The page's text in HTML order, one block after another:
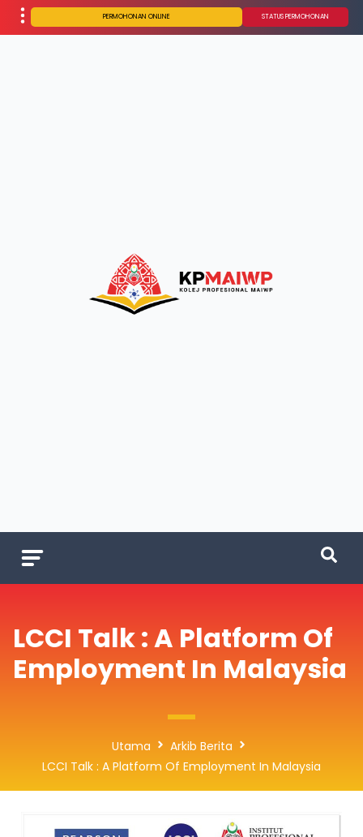
PERMOHONAN ONLINE STATUS PERMOHONAN
LCCI Talk : A Platform Of
Employment In Malaysia
Utama
Arkib Berita
LCCI Talk : A Platform Of Employment In Malaysia